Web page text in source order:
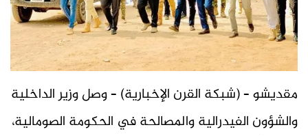
مقديشو – (شبكة القرن الإخبارية) – وصل وزير الداخلية
والشؤون الفيدرالية والمصالحة في الحكومة الصومالية،